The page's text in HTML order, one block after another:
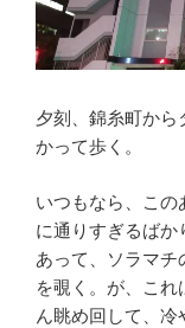
夕刻、錦糸町か
かって歩く。
いつもなら、この
に通りすぎるば
あって、ソラマ
を覗く。が、こ
ん眺め回して、冷